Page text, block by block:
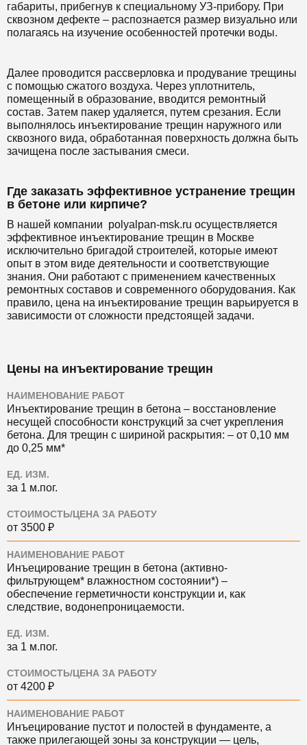
габариты, прибегнув к специальному УЗ-прибору. При
сквозном дефекте – распознается размер визуально или
полагаясь на изучение особенностей протечки воды.
Далее проводится рассверловка и продувание трещины
с помощью сжатого воздуха. Через уплотнитель,
помещенный в образование, вводится ремонтный
состав. Затем пакер удаляется, путем срезания. Если
выполнялось инъектирование трещин наружного или
сквозного вида, обработанная поверхность должна быть
зачищена после застывания смеси.
Где заказать эффективное устранение трещин
в бетоне или кирпиче?
В нашей компании polyalpan-msk.ru осуществляется
эффективное инъектирование трещин в Москве
исключительно бригадой строителей, которые имеют
опыт в этом виде деятельности и соответствующие
знания. Они работают с применением качественных
ремонтных составов и современного оборудования. Как
правило, цена на инъектирование трещин варьируется в
зависимости от сложности предстоящей задачи.
Цены на инъектирование трещин
НАИМЕНОВАНИЕ РАБОТ
Инъектирование трещин в бетона ‒ восстановление
несущей способности конструкций за счет укрепления
бетона. Для трещин с шириной раскрытия: ‒ от 0,10 мм
до 0,25 мм*
ЕД. ИЗМ.
за 1 м.пог.
СТОИМОСТЬ/ЦЕНА ЗА РАБОТУ
от 3500 ₽
НАИМЕНОВАНИЕ РАБОТ
Инъецирование трещин в бетона (активно-
фильтрующем* влажностном состоянии*) ‒
обеспечение герметичности конструкции и, как
следствие, водонепроницаемости.
ЕД. ИЗМ.
за 1 м.пог.
СТОИМОСТЬ/ЦЕНА ЗА РАБОТУ
от 4200 ₽
НАИМЕНОВАНИЕ РАБОТ
Инъецирование пустот и полостей в фундаменте, а
также прилегающей зоны за конструкции — цель,